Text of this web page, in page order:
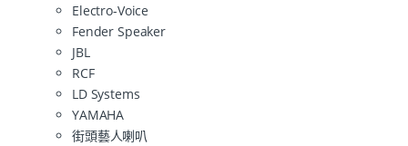
Electro-Voice
Fender Speaker
JBL
RCF
LD Systems
YAMAHA
街頭藝人喇叭